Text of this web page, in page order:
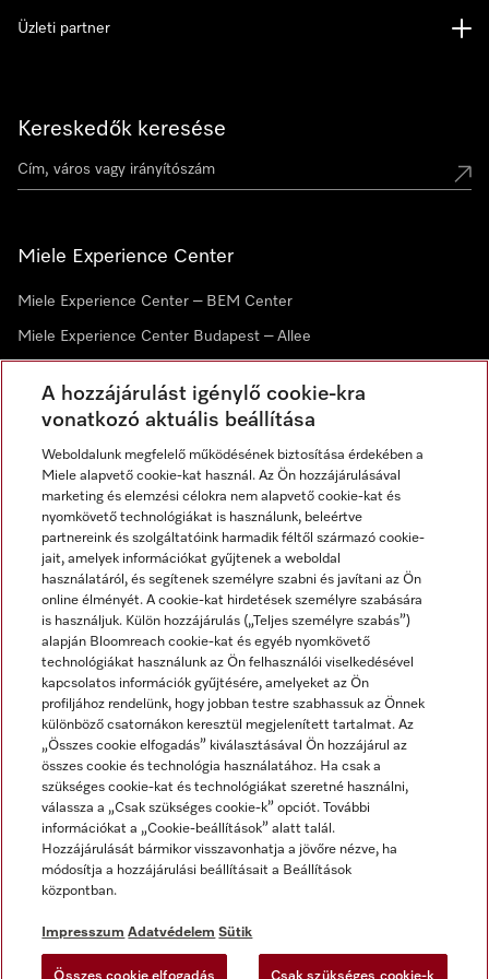
Kereskedők keresése
Miele Experience Center
Miele Experience Center – BEM Center
Miele Experience Center Budapest – Allee
Hírlevél
Üzleti partner
Impresszum
ÁSZF
Adatvédelem
Felhasználási feltételek
Akadálymentességi Nyilatkozat
Digitális Szolgáltatásokról szóló törvény
Miele a YouTube-on
Miele a Facebookon
Miele az Instagramon
A hozzájárulást igénylő cookie-kra
vonatkozó aktuális beállítása
Weboldalunk megfelelő működésének biztosítása érdekében a
Miele alapvető cookie-kat használ. Az Ön hozzájárulásával
marketing és elemzési célokra nem alapvető cookie-kat és
nyomkövető technológiákat is használunk, beleértve
partnereink és szolgáltatóink harmadik féltől származó cookie-
jait, amelyek információkat gyűjtenek a weboldal
használatáról, és segítenek személyre szabni és javítani az Ön
online élményét. A cookie-kat hirdetések személyre szabására
is használjuk. Külön hozzájárulás („Teljes személyre szabás”)
alapján Bloomreach cookie-kat és egyéb nyomkövető
technológiákat használunk az Ön felhasználói viselkedésével
kapcsolatos információk gyűjtésére, amelyeket az Ön
profiljához rendelünk, hogy jobban testre szabhassuk az Önnek
különböző csatornákon keresztül megjelenített tartalmat. Az
„Összes cookie elfogadás” kiválasztásával Ön hozzájárul az
összes cookie és technológia használatához. Ha csak a
szükséges cookie-kat és technológiákat szeretné használni,
válassza a „Csak szükséges cookie-k” opciót. További
információkat a „Cookie-beállítások” alatt talál.
Hozzájárulását bármikor visszavonhatja a jövőre nézve, ha
módosítja a hozzájárulási beállításait a Beállítások
központban.
Impresszum Adatvédelem Sütik